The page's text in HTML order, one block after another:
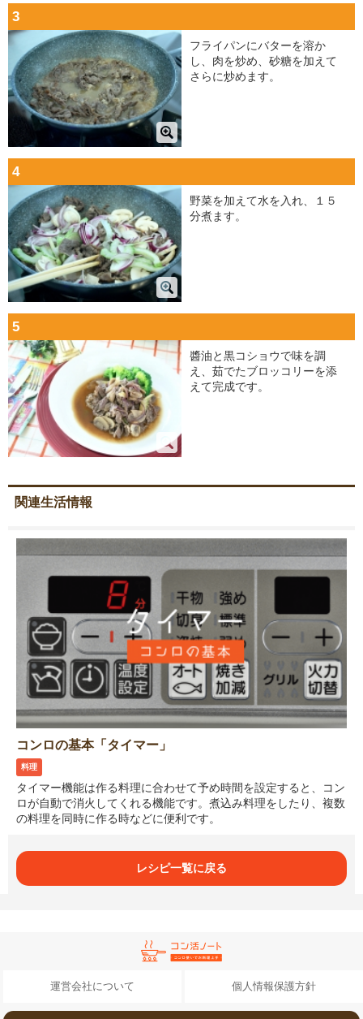
3
フライパンにバターを溶か
し、肉を炒め、砂糖を加えて
さらに炒めます。
4
野菜を加えて水を入れ、１５
分煮ます。
5
醬油と黒コショウで味を調
え、茹でたブロッコリーを添
えて完成です。
関連生活情報
コンロの基本「タイマー」
料理
タイマー機能は作る料理に合わせて予め時間を設定すると、コン
ロが自動で消火してくれる機能です。煮込み料理をしたり、複数
の料理を同時に作る時などに便利です。
レシピ一覧に戻る
運営会社について 個人情報保護方針